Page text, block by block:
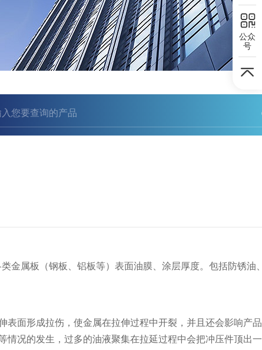
金属板（钢板、铝板等）表面油膜、涂层厚度。包括防锈油
面形成拉伤，使金属在拉伸过程中开裂，并且还会影响产
况的发生，过多的油液聚集在拉延过程中会把冲压件顶出
公众
号